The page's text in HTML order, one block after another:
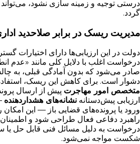
درستی توجیه و زمینه سازی نشود،
گردد.
مدیریت ریسک در برابر صلاحدید
دولت در این ارزیابی‌ها دارای اختیارات
درخواست اغلب با دلایل کلی مانند «عدم
صادر می‌شود که بدون آمادگی قبلی، به
دشوار است. برای کاهش این ریسک،
متخصص امور مهاجرت پیش از ارسال
ارزیابی پیش‌دستانه نشانه‌های هشداردهنده
ورود یا پرونده‌های قضایی باز — این
راهبرد دفاعی فعال طراحی شود و
درخواست به دلیل مسائل فنی قابل حل یا
شکست مواجه نمی‌شود.